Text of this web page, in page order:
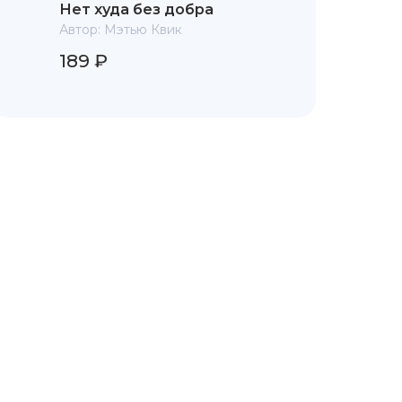
Нет худа без добра
Автор: Мэтью Квик
189 ₽